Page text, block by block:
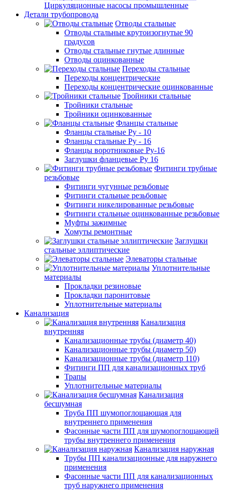
Циркуляционные насосы промышленные
Детали трубопровода
Отводы стальные
Отводы стальные крутоизогнутые 90
градусов
Отводы стальные гнутые длинные
Отводы оцинкованные
Переходы стальные
Переходы концентрические
Переходы концентрические оцинкованные
Тройники стальные
Тройники стальные
Тройники оцинкованные
Фланцы стальные
Фланцы стальные Ру - 10
Фланцы стальные Ру - 16
Фланцы воротниковые Ру-16
Заглушки фланцевые Ру 16
Фитинги трубные
резьбовые
Фитинги чугунные резьбовые
Фитинги стальные резьбовые
Фитинги никелированные резьбовые
Фитинги стальные оцинкованные резьбовые
Муфты зажимные
Хомуты ремонтные
Заглушки
стальные эллиптические
Элеваторы стальные
Уплотнительные
материалы
Прокладки резиновые
Прокладки паронитовые
Уплотнительные материалы
Канализация
Канализация
внутренняя
Канализационные трубы (диаметр 40)
Канализационные трубы (диаметр 50)
Канализационные трубы (диаметр 110)
Фитинги ПП для канализационных труб
Трапы
Уплотнительные материалы
Канализация
бесшумная
Труба ПП шумопоглощающая для
внутреннего применения
Фасонные части ПП для шумопоглощающей
трубы внутреннего применения
Канализация наружная
Трубы ПП канализационные для наружнего
применения
Фасонные части ПП для канализационных
труб наружнего применения